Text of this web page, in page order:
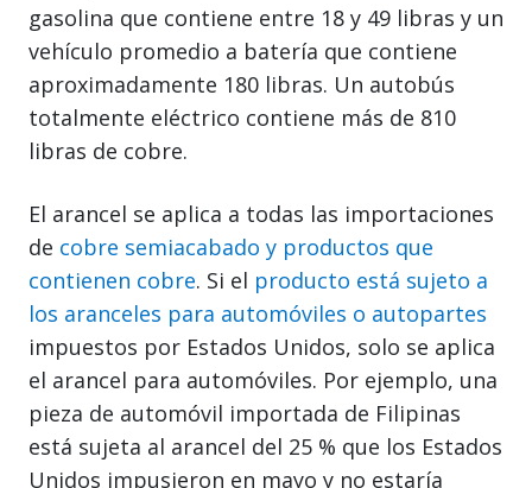
gasolina que contiene entre 18 y 49 libras y un
vehículo promedio a batería que contiene
aproximadamente 180 libras. Un autobús
totalmente eléctrico contiene más de 810
libras de cobre.
El arancel se aplica a todas las importaciones
de cobre semiacabado y productos que
contienen cobre. Si el producto está sujeto a
los aranceles para automóviles o autopartes
impuestos por Estados Unidos, solo se aplica
el arancel para automóviles. Por ejemplo, una
pieza de automóvil importada de Filipinas
está sujeta al arancel del 25 % que los Estados
Unidos impusieron en mayo y no estaría